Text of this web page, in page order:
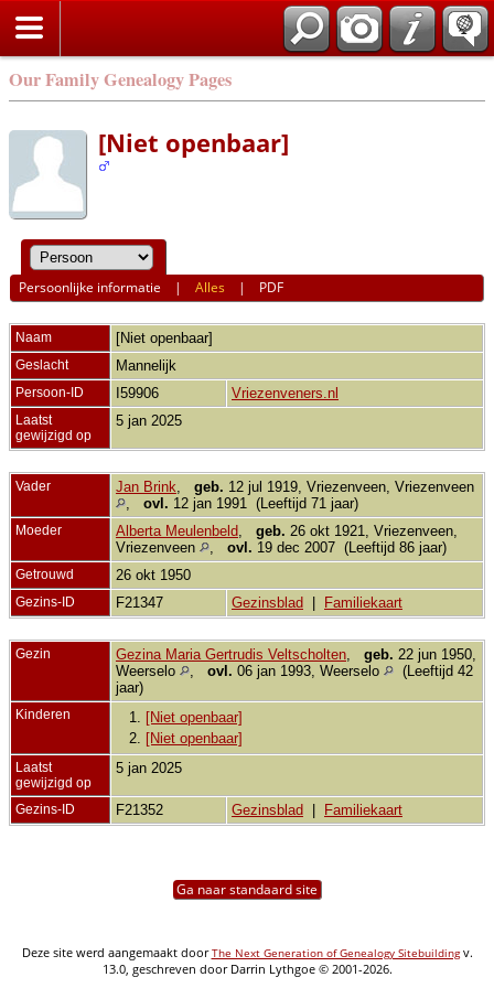
Our Family Genealogy Pages
[Niet openbaar]
Persoonlijke informatie |Alles | PDF
Naam [Niet openbaar]
Geslacht Mannelijk
Persoon-ID I59906 Vriezenveners.nl
Laatst
gewijzigd op
5 jan 2025
Vader Jan Brink geb. 12 jul 1919, Vriezenveen, Vriezenveen
ovl. 12 jan 1991 (Leeftijd 71 jaar)
Moeder Alberta Meulenbeld geb. 26 okt 1921, Vriezenveen,
Vriezenveen
ovl. 19 dec 2007 (Leeftijd 86 jaar)
Getrouwd 26 okt 1950
Gezins-ID F21347 Gezinsblad Familiekaart
Gezin Gezina Maria Gertrudis Veltscholten geb. 22 jun 1950,
Weerselo
ovl. 06 jan 1993, Weerselo
(Leeftijd 42
jaar)
Kinderen 1.
[Niet openbaar]
2.
[Niet openbaar]
Laatst
gewijzigd op
5 jan 2025
Gezins-ID F21352 Gezinsblad Familiekaart
Ga naar standaard site
Deze site werd aangemaakt doorThe Next Generation of Genealogy Sitebuildingv.
13.0, geschreven door Darrin Lythgoe © 2001-2026.